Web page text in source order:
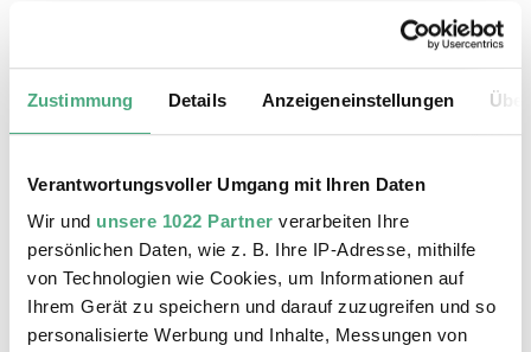
Zustimmung Details Anzeigeneinstellungen
Verantwortungsvoller Umgang mit Ihren Daten
Wir und unsere 1022 Partner verarbeiten Ihre
persönlichen Daten, wie z. B. Ihre IP-Adresse, mithilfe
von Technologien wie Cookies, um Informationen auf
Ihrem Gerät zu speichern und darauf zuzugreifen und so
personalisierte Werbung und Inhalte, Messungen von
mit rund 100
werden in und um die Erzhalle
präsentiert.
Weil wir nun schon zum dritten Mal in
Völklingen zu Gast sind und weil wir uns hier
Festival unter das Motto HEIMSPIEL!
zum Festivalprogramm|zum Vorverkauf